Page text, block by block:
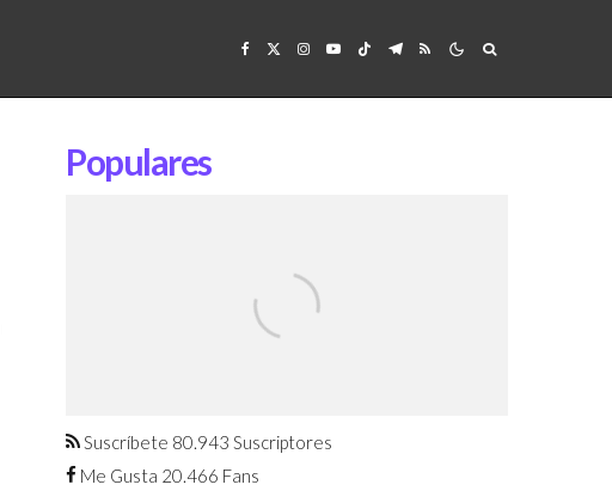
Populares
agosto
Suscríbete 80.943 Suscriptores
Me Gusta 20.466 Fans